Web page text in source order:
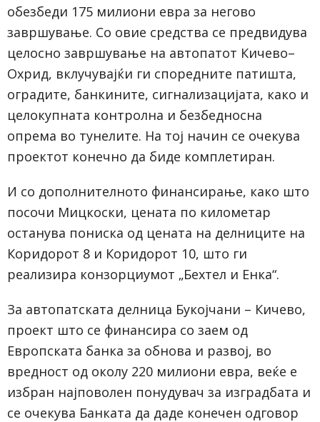
обезбеди 175 милиони евра за негово
завршување. Со овие средства се предвидува
целосно завршување на автопатот Кичево–
Охрид, вклучувајќи ги споредните патишта,
оградите, банкините, сигнализацијата, како и
целокупната контролна и безбедносна
опрема во тунелите. На тој начин се очекува
проектот конечно да биде комплетиран.
И со дополнителното финансирање, како што
посочи Мицкоски, цената по километар
останува пониска од цената на делниците на
Коридорот 8 и Коридорот 10, што ги
реализира конзорциумот „Бехтел и Енка“.
За автопатската делница Букојчани – Кичево,
проект што се финансира со заем од
Европската банка за обнова и развој, во
вредност од околу 220 милиони евра, веќе е
избран најповолен понудувач за изградбата и
се очекува Банката да даде конечен одговор